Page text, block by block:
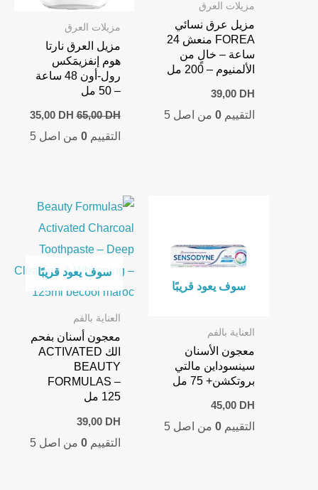
مزيلات العرق
مزيل عرق نسائي
FOREA منعش 24
ساعة – خالٍ من
الألمنيوم – 200 مل
39,00 DH
التقييم 0من اصل 5
مزيلات العرق
مزيل العرق نارتا
هوم إنفزيمَكس
رول-أون 48 ساعة
– 50 مل
65,00DH
Original
was:
35,00 DH
التقييم0 من اصل 5
سوف يعود قريبًا
العناية بالفم
معجون الأسنان
سينسوداين مالتي
بروتكشن+ 75 مل
45,00 DH
التقييم 0من اصل 5
سوف يعود قريبًا
العناية بالفم
معجون أسنان بفحم
الك ACTIVATED
BEAUTY
FORMULAS –
125 مل
39,00 DH
التقييم0 من اصل 5